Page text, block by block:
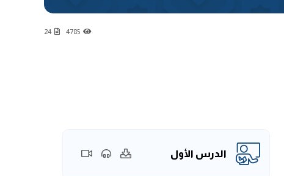
4785
24
الدرس الأول